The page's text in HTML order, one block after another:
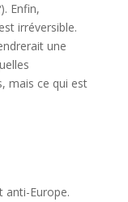
Enfin,
irréversible.
une
mais ce qui est
anti-Europe.